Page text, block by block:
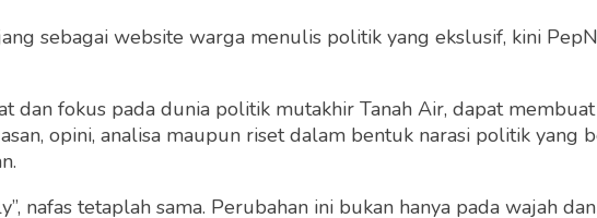
password
sebagai website warga menulis politik yang ekslusif, kini
dan fokus pada dunia politik mutakhir Tanah Air, dapat
opini, analisa maupun riset dalam bentuk narasi politik yang
nafas tetaplah sama. Perubahan ini bukan hanya pada wajah